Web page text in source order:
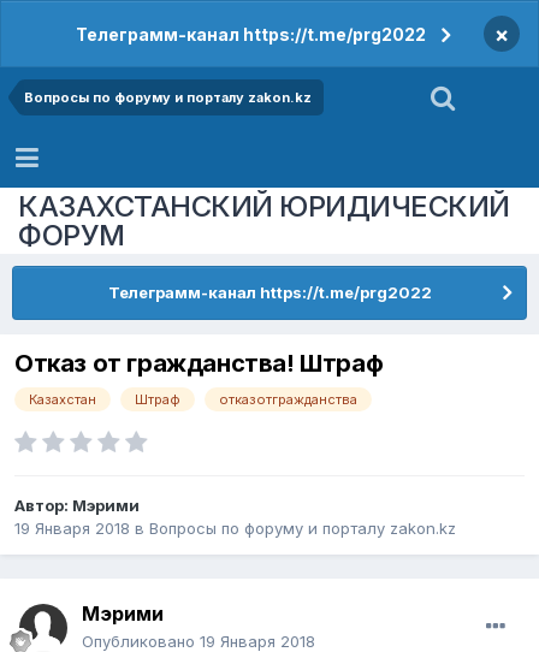
Телеграмм-канал https://t.me/prg2022 ×
Вопросы по форуму и порталу zakon.kz
КАЗАХСТАНСКИЙ ЮРИДИЧЕСКИЙ
ФОРУМ
Телеграмм-канал https://t.me/prg2022
Отказ от гражданства! Штраф
Казахстан Штраф отказотгражданства
Автор: Мэрими
19 Января 2018 в Вопросы по форуму и порталу zakon.kz
Мэрими
Опубликовано 19 Января 2018